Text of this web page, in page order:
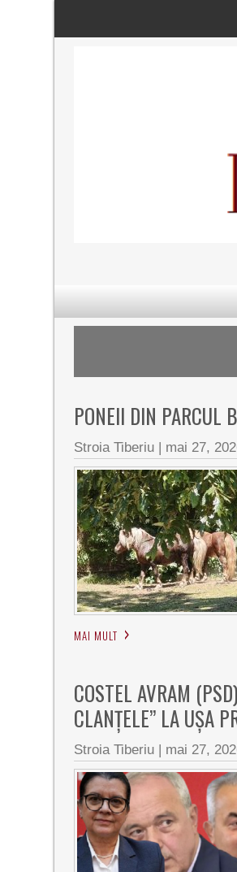
PONEII DIN PARCUL
Stroia Tiberiu | mai 27,
MAI MULT
COSTEL AVRAM
CLANȚELE” LA UȘA
Stroia Tiberiu | mai 27,